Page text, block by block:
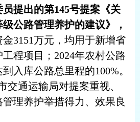
员提出的第145号提案《关
公路管理养护的建议》，
金3151万元，均用于新增省
程项目；2024年农村公路
入库公路总里程的100%。
交通运输局对提案重视、
理养护举措得力、效果良